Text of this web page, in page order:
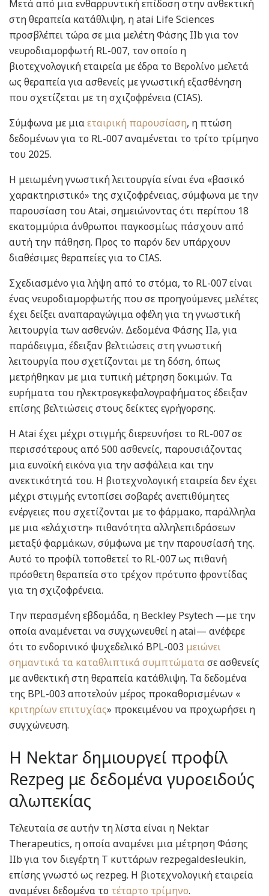
Μετά από μια ενθαρρυντική επίδοση στην ανθεκτική
στη θεραπεία κατάθλιψη, η atai Life Sciences
προσβλέπει τώρα σε μια μελέτη Φάσης IIb για τον
νευροδιαμορφωτή RL-007, τον οποίο η
βιοτεχνολογική εταιρεία με έδρα το Βερολίνο μελετά
ως θεραπεία για ασθενείς με γνωστική εξασθένηση
που σχετίζεται με τη σχιζοφρένεια (CIAS).
Σύμφωνα με μιαεταιρική παρουσίαση, η πτώση
δεδομένων για το RL-007 αναμένεται το τρίτο τρίμηνο
του 2025.
Η μειωμένη γνωστική λειτουργία είναι ένα «βασικό
χαρακτηριστικό» της σχιζοφρένειας, σύμφωνα με την
παρουσίαση του Atai, σημειώνοντας ότι περίπου 18
εκατομμύρια άνθρωποι παγκοσμίως πάσχουν από
αυτή την πάθηση. Προς το παρόν δεν υπάρχουν
διαθέσιμες θεραπείες για το CIAS.
Σχεδιασμένο για λήψη από το στόμα, το RL-007 είναι
ένας νευροδιαμορφωτής που σε προηγούμενες μελέτες
έχει δείξει αναπαραγώγιμα οφέλη για τη γνωστική
λειτουργία των ασθενών. Δεδομένα Φάσης IIa, για
παράδειγμα, έδειξαν βελτιώσεις στη γνωστική
λειτουργία που σχετίζονται με τη δόση, όπως
μετρήθηκαν με μια τυπική μέτρηση δοκιμών. Τα
ευρήματα του ηλεκτροεγκεφαλογραφήματος έδειξαν
επίσης βελτιώσεις στους δείκτες εγρήγορσης.
Η Atai έχει μέχρι στιγμής διερευνήσει το RL-007 σε
περισσότερους από 500 ασθενείς, παρουσιάζοντας
μια ευνοϊκή εικόνα για την ασφάλεια και την
ανεκτικότητά του. Η βιοτεχνολογική εταιρεία δεν έχει
μέχρι στιγμής εντοπίσει σοβαρές ανεπιθύμητες
ενέργειες που σχετίζονται με το φάρμακο, παράλληλα
με μια «ελάχιστη» πιθανότητα αλληλεπιδράσεων
μεταξύ φαρμάκων, σύμφωνα με την παρουσίασή της.
Αυτό το προφίλ τοποθετεί το RL-007 ως πιθανή
πρόσθετη θεραπεία στο τρέχον πρότυπο φροντίδας
για τη σχιζοφρένεια.
Την περασμένη εβδομάδα, η Beckley Psytech —με την
οποία αναμένεται να συγχωνευθεί η atai— ανέφερε
ότι το ενδορινικό ψυχεδελικό BPL-003 μειώνει
σημαντικά τα καταθλιπτικά συμπτώματα σε ασθενείς
με ανθεκτική στη θεραπεία κατάθλιψη. Τα δεδομένα
της BPL-003 αποτελούν μέρος προκαθορισμένων «
κριτηρίων επιτυχίας» προκειμένου να προχωρήσει η
συγχώνευση.
Η Nektar δημιουργεί προφίλ
Rezpeg με δεδομένα γυροειδούς
αλωπεκίας
Τελευταία σε αυτήν τη λίστα είναι η Nektar
Therapeutics, η οποία αναμένει μια μέτρηση Φάσης
IIb για τον διεγέρτη Τ κυττάρων rezpegaldesleukin,
επίσης γνωστό ως rezpeg. Η βιοτεχνολογική εταιρεία
αναμένει δεδομένα το τέταρτο τρίμηνο.